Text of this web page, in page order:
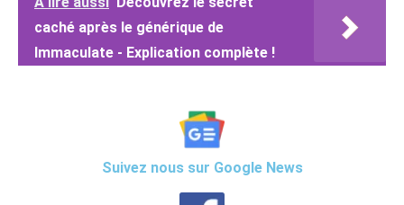
caché après le générique de
Immaculate - Explication complète !
Suivez nous sur Google News